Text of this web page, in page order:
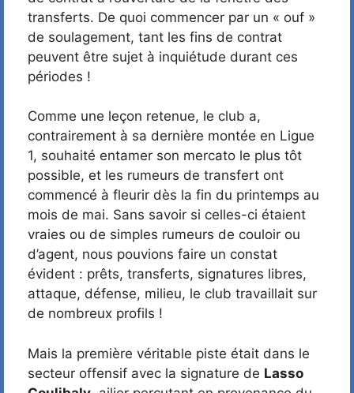
transferts. De quoi commencer par un « ouf »
de soulagement, tant les fins de contrat
peuvent être sujet à inquiétude durant ces
périodes !
Comme une leçon retenue, le club a,
contrairement à sa dernière montée en Ligue
1, souhaité entamer son mercato le plus tôt
possible, et les rumeurs de transfert ont
commencé à fleurir dès la fin du printemps au
mois de mai. Sans savoir si celles-ci étaient
vraies ou de simples rumeurs de couloir ou
d’agent, nous pouvions faire un constat
évident : prêts, transferts, signatures libres,
attaque, défense, milieu, le club travaillait sur
de nombreux profils !
Mais la première véritable piste était dans le
secteur offensif avec la signature de Lasso